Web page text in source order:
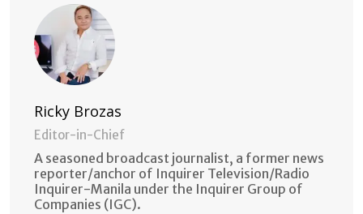
Ricky Brozas
Editor-in-Chief
A seasoned broadcast journalist, a former news
reporter/anchor of Inquirer Television/Radio
Inquirer-Manila under the Inquirer Group of
Companies (IGC).